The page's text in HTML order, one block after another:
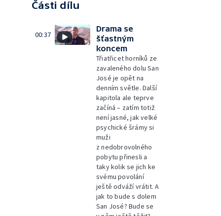
Části dílu
00:37
Drama se
šťastným
koncem
Třiatřicet horníků ze
zavaleného dolu San
José je opět na
denním světle. Další
kapitola ale teprve
začíná – zatím totiž
není jasné, jak velké
psychické šrámy si
muži
z nedobrovolného
pobytu přinesli a
taky kolik se jich ke
svému povolání
ještě odváží vrátit. A
jak to bude s dolem
San José? Bude se